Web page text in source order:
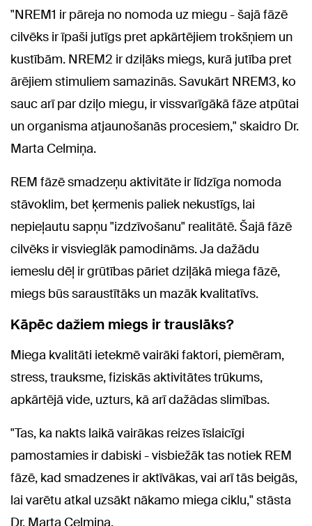
"NREM1 ir pāreja no nomoda uz miegu - šajā fāzē
cilvēks ir īpaši jutīgs pret apkārtējiem trokšņiem un
kustībām. NREM2 ir dziļāks miegs, kurā jutība pret
ārējiem stimuliem samazinās. Savukārt NREM3, ko
sauc arī par dziļo miegu, ir vissvarīgākā fāze atpūtai
un organisma atjaunošanās procesiem," skaidro Dr.
Marta Celmiņa.
REM fāzē smadzeņu aktivitāte ir līdzīga nomoda
stāvoklim, bet ķermenis paliek nekustīgs, lai
nepieļautu sapņu "izdzīvošanu" realitātē. Šajā fāzē
cilvēks ir visvieglāk pamodināms. Ja dažādu
iemeslu dēļ ir grūtības pāriet dziļākā miega fāzē,
miegs būs saraustītāks un mazāk kvalitatīvs.
Kāpēc dažiem miegs ir trauslāks?
Miega kvalitāti ietekmē vairāki faktori, piemēram,
stress, trauksme, fiziskās aktivitātes trūkums,
apkārtējā vide, uzturs, kā arī dažādas slimības.
"Tas, ka nakts laikā vairākas reizes īslaicīgi
pamostamies ir dabiski - visbiežāk tas notiek REM
fāzē, kad smadzenes ir aktīvākas, vai arī tās beigās,
lai varētu atkal uzsākt nākamo miega ciklu," stāsta
Dr. Marta Celmiņa.